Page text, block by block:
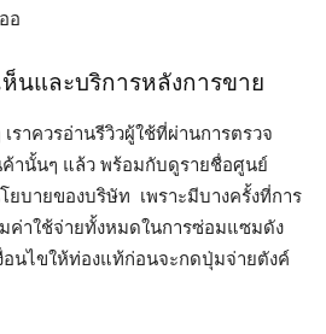
อ
นและบริการหลังการขาย
ราควรอ่านรีวิวผู้ใช้ที่ผ่านการตรวจ
านั้นๆ แล้ว พร้อมกับดูรายชื่อศูนย์
ยบายของบริษัท เพราะมีบางครั้งที่การ
าใช้จ่ายทั้งหมดในการซ่อมแซมดัง
อนไขให้ท่องแท้ก่อนจะกดปุ่มจ่ายตังค์